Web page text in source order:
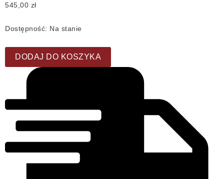
545,00 zł
Dostępność: Na stanie
DODAJ DO KOSZYKA